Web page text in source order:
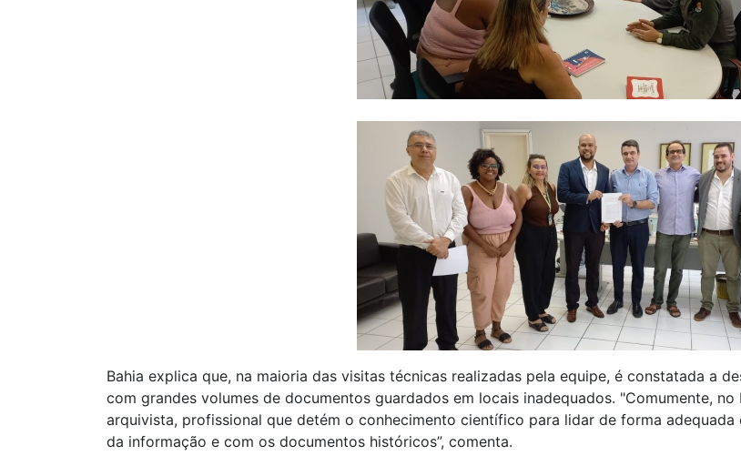
Bahia explica que, na maioria das visitas técnicas realizadas pela equipe, é constatada a
com grandes volumes de documentos guardados em locais inadequados. "Comumente,
arquivista, profissional que detém o conhecimento científico para lidar de forma
da informação e com os documentos históricos”, comenta.